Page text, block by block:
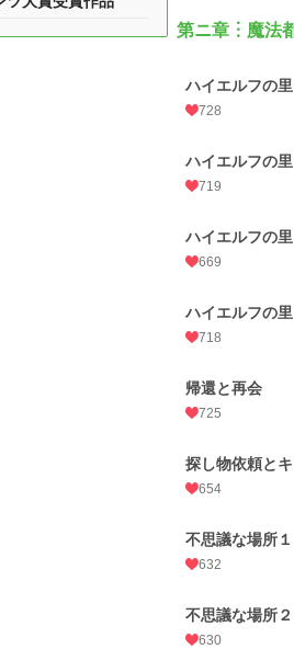
第ニ章︙魔法
ハイエルフの里
728
ハイエルフの里
719
ハイエルフの里
669
ハイエルフの里
718
帰還と再会
725
探し物依頼と
654
不思議な場所１
632
不思議な場所２
630